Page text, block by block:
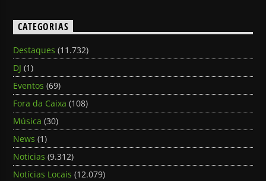
CATEGORIAS
Destaques (11.732)
DJ (1)
Eventos (69)
Fora da Caixa (108)
Música (30)
News (1)
Noticias (9.312)
Notícias Locais (12.079)